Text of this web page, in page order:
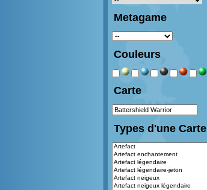
Metagame
Couleurs
Carte
Types d'une Carte